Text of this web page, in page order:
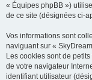
« Équipes phpBB »)
de ce site (désignées ci-
Vos informations sont
naviguant sur «
Les cookies sont de
de votre navigateur
identifiant utilisateur